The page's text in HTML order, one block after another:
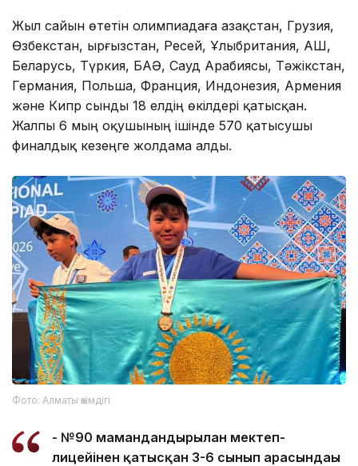
Жыл сайын өтетін олимпиадаға Қазақстан, Грузия,
Өзбекстан, Қырғызстан, Ресей, Ұлыбритания, АҚШ,
Беларусь, Түркия, БАӘ, Сауд Арабиясы, Тәжікстан,
Германия, Польша, Франция, Индонезия, Армения
және Кипр сынды 18 елдің өкілдері қатысқан.
Жалпы 6 мың оқушының ішінде 570 қатысушы
финалдық кезеңге жолдама алды.
Фото: Алматы әкімдігі
- №90 мамандандырылған мектеп-
лицейінен қатысқан 3-6 сынып арасындағы